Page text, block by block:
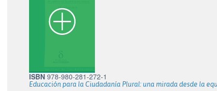
ISBN 978-980-281-272-1
Educación para la Ciudadanía Plural: una mirada desde la